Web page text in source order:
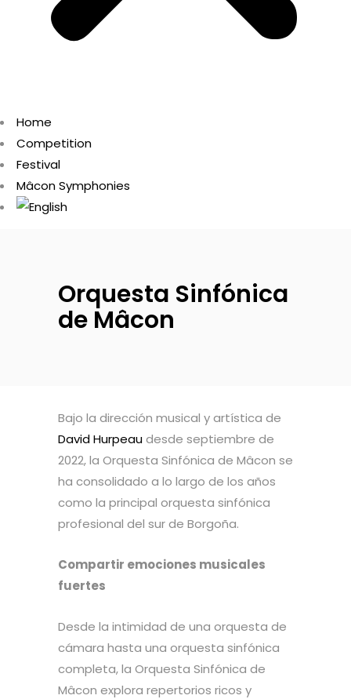
Home
Competition
Festival
Mâcon Symphonies
Orquesta Sinfónica
de Mâcon
Bajo la dirección musical y artística de
David Hurpeaudesde septiembre de
2022, la Orquesta Sinfónica de Mâcon se
ha consolidado a lo largo de los años
como la principal orquesta sinfónica
profesional del sur de Borgoña.
Compartir emociones musicales
fuertes
Desde la intimidad de una orquesta de
cámara hasta una orquesta sinfónica
completa, la Orquesta Sinfónica de
Mâcon explora repertorios ricos y